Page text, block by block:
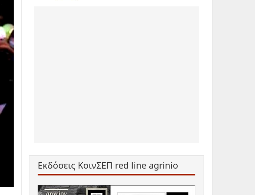
Εκδόσεις ΚοινΣΕΠ red line agrinio